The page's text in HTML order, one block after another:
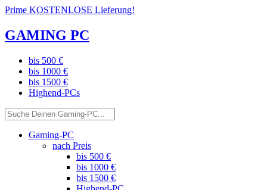
Prime KOSTENLOSE Lieferung!
GAMING PC
bis 500 €
bis 1000 €
bis 1500 €
Highend-PCs
Gaming-PC
nach Preis
bis 500 €
bis 1000 €
bis 1500 €